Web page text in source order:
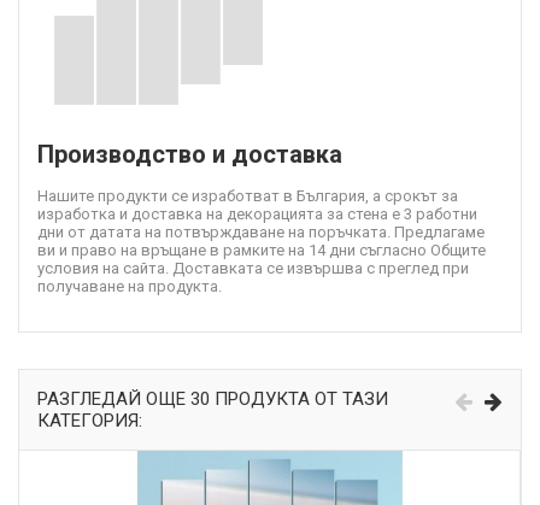
Производство и доставка
Нашите продукти се изработват в България, а срокът за
изработка и доставка на декорацията за стена е 3 работни
дни от датата на потвърждаване на поръчката. Предлагаме
ви и право на връщане в рамките на 14 дни съгласно Общите
условия на сайта. Доставката се извършва с преглед при
получаване на продукта.
РАЗГЛЕДАЙ ОЩЕ 30 ПРОДУКТА ОТ ТАЗИ
КАТЕГОРИЯ: